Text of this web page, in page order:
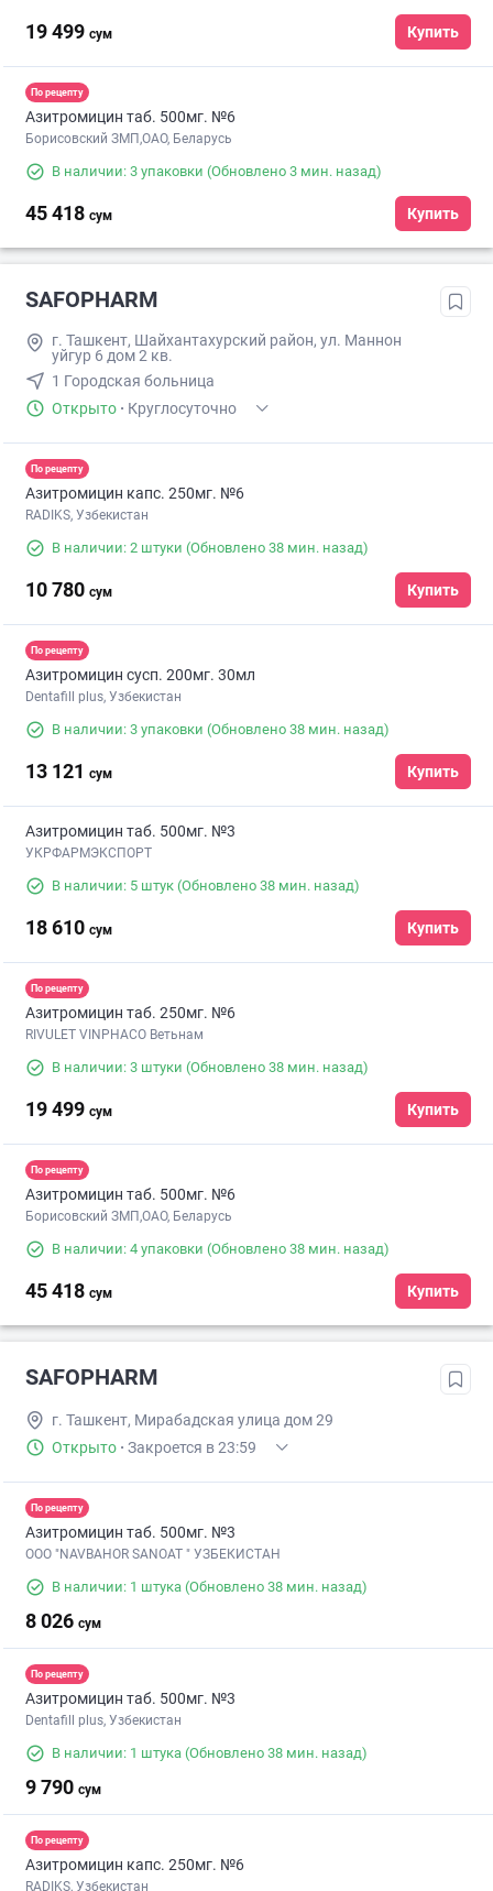
19 499 сум Купить
По рецепту
Азитромицин таб. 500мг. №6
Борисовский ЗМП,ОАО, Беларусь
В наличии: 3 упаковки (Обновлено 3 мин. назад)
45 418 сум Купить
SAFOPHARM
г. Ташкент, Шайхантахурский район, ул. Маннон
уйгур 6 дом 2 кв.
1 Городская больница
Открыто · Круглосуточно
По рецепту
Азитромицин капс. 250мг. №6
RADIKS, Узбекистан
В наличии: 2 штуки (Обновлено 38 мин. назад)
10 780 сум Купить
По рецепту
Азитромицин сусп. 200мг. 30мл
Dentafill plus, Узбекистан
В наличии: 3 упаковки (Обновлено 38 мин. назад)
13 121 сум Купить
Азитромицин таб. 500мг. №3
УКРФАРМЭКСПОРТ
В наличии: 5 штук (Обновлено 38 мин. назад)
18 610 сум Купить
По рецепту
Азитромицин таб. 250мг. №6
RIVULET VINPHACO Ветьнам
В наличии: 3 штуки (Обновлено 38 мин. назад)
19 499 сум Купить
По рецепту
Азитромицин таб. 500мг. №6
Борисовский ЗМП,ОАО, Беларусь
В наличии: 4 упаковки (Обновлено 38 мин. назад)
45 418 сум Купить
SAFOPHARM
г. Ташкент, Мирабадская улица дом 29
Открыто · Закроется в 23:59
По рецепту
Азитромицин таб. 500мг. №3
ООО "NAVBAHOR SANOAT " УЗБЕКИСТАН
В наличии: 1 штука (Обновлено 38 мин. назад)
8 026 сум
По рецепту
Азитромицин таб. 500мг. №3
Dentafill plus, Узбекистан
В наличии: 1 штука (Обновлено 38 мин. назад)
9 790 сум
По рецепту
Азитромицин капс. 250мг. №6
RADIKS, Узбекистан